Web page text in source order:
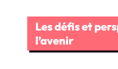
Les défis et
l’avenir